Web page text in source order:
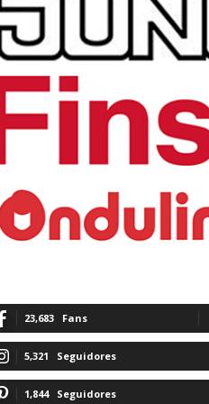
23,683 Fans
5,321 Seguidores
1,844 Seguidores